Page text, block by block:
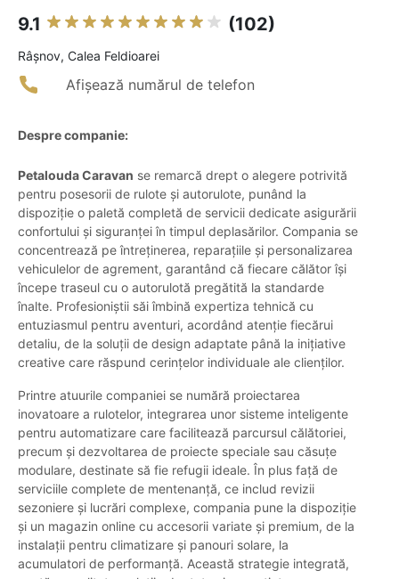
9.1 (102)
Râşnov, Calea Feldioarei
Afișează numărul de telefon
Despre companie:
Petalouda Caravan se remarcă drept o alegere potrivită
pentru posesorii de rulote și autorulote, punând la
dispoziție o paletă completă de servicii dedicate asigurării
confortului și siguranței în timpul deplasărilor. Compania se
concentrează pe întreținerea, reparațiile și personalizarea
vehiculelor de agrement, garantând că fiecare călător își
începe traseul cu o autorulotă pregătită la standarde
înalte. Profesioniștii săi îmbină expertiza tehnică cu
entuziasmul pentru aventuri, acordând atenție fiecărui
detaliu, de la soluții de design adaptate până la inițiative
creative care răspund cerințelor individuale ale clienților.
Printre atuurile companiei se numără proiectarea
inovatoare a rulotelor, integrarea unor sisteme inteligente
pentru automatizare care facilitează parcursul călătoriei,
precum și dezvoltarea de proiecte speciale sau căsuțe
modulare, destinate să fie refugii ideale. În plus față de
serviciile complete de mentenanță, ce includ revizii
sezoniere și lucrări complexe, compania pune la dispoziție
și un magazin online cu accesorii variate și premium, de la
instalații pentru climatizare și panouri solare, la
acumulatori de performanță. Această strategie integrată,